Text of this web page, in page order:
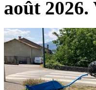
août 2026.